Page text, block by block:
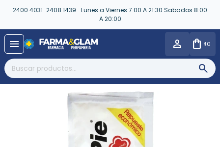
2400 4031-2408 1439- Lunes a Viernes 7:00 A 21:30 Sabados 8:00
A 20:00
menu $0